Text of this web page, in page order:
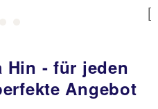
Hin - für jeden
Angebot